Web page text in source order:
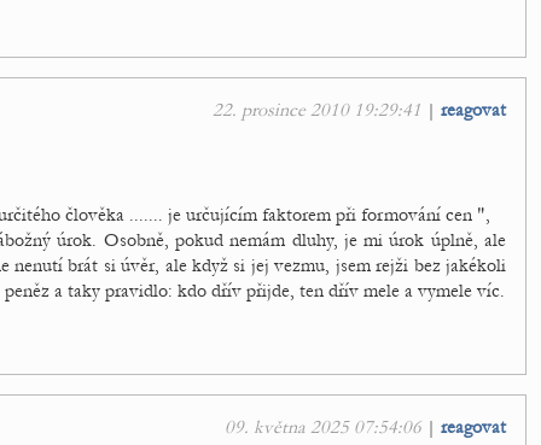
22. prosince 2010 19:29:41 | reagovat
člověka ....... je určujícím faktorem při formování cen ",
úrok. Osobně, pokud nemám dluhy, je mi úrok úplně, ale
nenutí brát si úvěr, ale když si jej vezmu, jsem rejži bez jakékoli
a taky pravidlo: kdo dřív přijde, ten dřív mele a vymele víc.
09. května 2025 07:54:06 | reagovat